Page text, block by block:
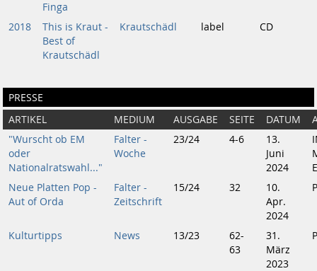
Finga
2018
This is Kraut -
Best of
Krautschädl
Krautschädl label CD
PRESSE
ARTIKEL MEDIUM AUSGABE SEITE DATUM
"Wurscht ob EM
oder
Nationalratswahl..."
Falter -
Woche
23/24 4-6
13.
Juni
2024
Neue Platten Pop -
Aut of Orda
Falter -
Zeitschrift
15/24 32
10.
Apr.
2024
Kulturtipps News 13/23
62-
63
31.
März
2023